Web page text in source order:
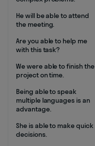
He will be able to attend
the meeting.
Are you able to help me
with this task?
We were able to finish the
project on time.
Being able to speak
multiple languages is an
advantage.
She is able to make quick
decisions.